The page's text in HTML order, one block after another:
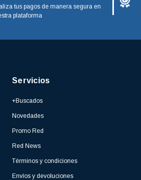
tus pagos de manera segura en
plataforma
Servicios
+Buscados
Novedades
Promo Red
Red News
Términos y condiciones
Envíos y devoluciones